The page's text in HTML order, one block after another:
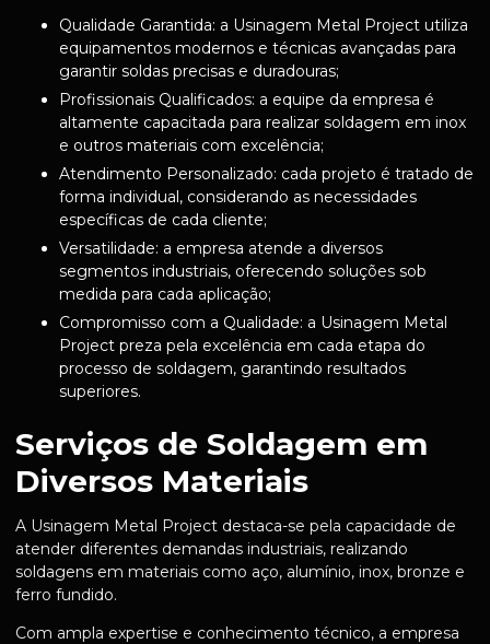
Qualidade Garantida: a Usinagem Metal Project utiliza
equipamentos modernos e técnicas avançadas para
garantir soldas precisas e duradouras;
Profissionais Qualificados: a equipe da empresa é
altamente capacitada para realizar soldagem em inox
e outros materiais com excelência;
Atendimento Personalizado: cada projeto é tratado de
forma individual, considerando as necessidades
específicas de cada cliente;
Versatilidade: a empresa atende a diversos
segmentos industriais, oferecendo soluções sob
medida para cada aplicação;
Compromisso com a Qualidade: a Usinagem Metal
Project preza pela excelência em cada etapa do
processo de soldagem, garantindo resultados
superiores.
Serviços de Soldagem em
Diversos Materiais
A Usinagem Metal Project destaca-se pela capacidade de
atender diferentes demandas industriais, realizando
soldagens em materiais como aço, alumínio, inox, bronze e
ferro fundido.
Com ampla expertise e conhecimento técnico, a empresa